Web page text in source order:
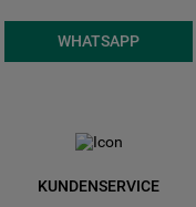
WHATSAPP
KUNDENSERVICE